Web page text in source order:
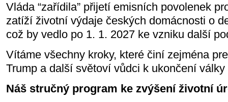
Vláda “zařídila” přijetí emisních povolenek
zatíží životní výdaje českých domácnosti o
což by vedlo po 1. 1. 2027 ke vzniku další
Vítáme všechny kroky, které činí zejména
Trump a další světoví vůdci k ukončení
Náš stručný program ke zvýšení životní